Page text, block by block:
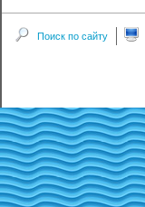
Поиск по сайту